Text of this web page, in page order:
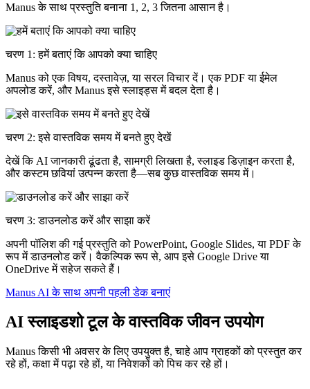
Manus के साथ प्रस्तुति बनाना 1, 2, 3 जितना आसान है।
चरण 1: हमें बताएं कि आपको क्या चाहिए
Manus को एक विषय, दस्तावेज़, या सरल विचार दें। एक PDF या ईमेल
अपलोड करें, और Manus इसे स्लाइड्स में बदल देता है।
चरण 2: इसे वास्तविक समय में बनते हुए देखें
देखें कि AI जानकारी ढूंढता है, सामग्री लिखता है, स्लाइड डिज़ाइन करता है,
और कस्टम छवियां उत्पन्न करता है—सब कुछ वास्तविक समय में।
चरण 3: डाउनलोड करें और साझा करें
अपनी पॉलिश की गई प्रस्तुति को PowerPoint, Google Slides, या PDF के
रूप में डाउनलोड करें। वैकल्पिक रूप से, आप इसे Google Drive या
OneDrive में सहेज सकते हैं।
Manus AI के साथ अपनी पहली डेक बनाएं
AI स्लाइडशो टूल के वास्तविक जीवन उपयोग
Manus किसी भी अवसर के लिए उपयुक्त है, चाहे आप ग्राहकों को प्रस्तुत कर
रहे हों, कक्षा में पढ़ा रहे हों, या निवेशकों को पिच कर रहे हों।